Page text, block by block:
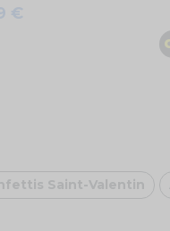
€
Saint-Valentin